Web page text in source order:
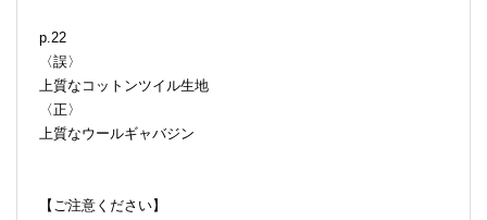
p.22
〈誤〉
上質なコットンツイル生地
〈正〉
上質なウールギャバジン
【ご注意ください】